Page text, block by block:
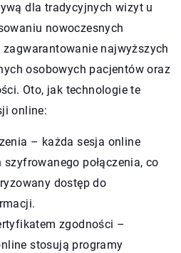
dla tradycyjnych wizyt u
nowoczesnych
najwyższych
osobowych pacjentów oraz
Oto, jak technologie te
online:
– każda sesja online
połączenia, co
dostęp do
zgodności –
stosują programy